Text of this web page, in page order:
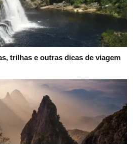
trilhas e outras dicas de viagem